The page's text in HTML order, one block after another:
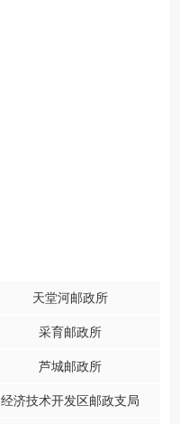
天堂河邮政所
采育邮政所
芦城邮政所
经济技术开发区邮政支局